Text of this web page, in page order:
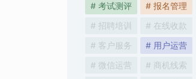
# 考试测评
# 报名管理
# 招聘培训
# 在线收款
# 客户服务
# 用户运营
# 微信运营
# 商机线索